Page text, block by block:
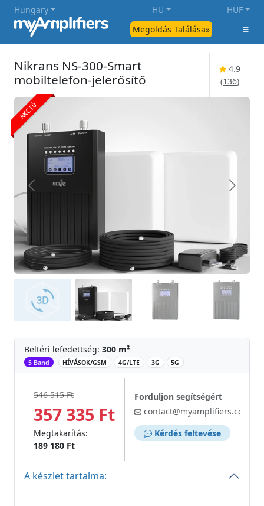
Megoldás Találása»
Hungary HU HUF
Nikrans NS-300-Smart
mobiltelefon-jelerősítő
4.9
(136)
AKCIÓ
Beltéri lefedettség: 300 m²
5 Band ‌ HÍVÁSOK/GSM 4G/LTE 3G 5G
546 515 Ft
357 335 Ft
Megtakarítás:
189 180 Ft
Forduljon segítségért
contact@myamplifiers.com
Kérdés feltevése
A készlet tartalma: